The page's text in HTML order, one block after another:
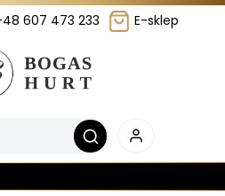
607 473 233 E-sklep